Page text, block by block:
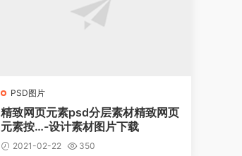
PSD图片
精致网页元素psd分层素材精致网页
元素按…-设计素材图片下载
2021-02-22 350